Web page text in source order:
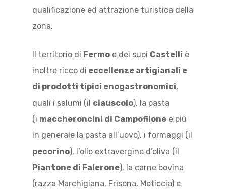
qualificazione ed attrazione turistica della
zona.
Il territorio di Fermo e dei suoi Castelli è
inoltre ricco di eccellenze artigianali e
di prodotti tipici enogastronomici,
quali i salumi (il ciauscolo), la pasta
(i maccheroncini di Campofilone e più
in generale la pasta all’uovo), i formaggi (il
pecorino), l’olio extravergine d’oliva (il
Piantone di Falerone), la carne bovina
(razza Marchigiana, Frisona, Meticcia) e